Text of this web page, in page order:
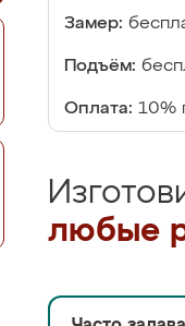
Замер:
Подъём:
Оплата: 10%
любые